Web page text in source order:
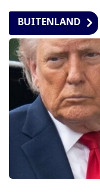
BUITENLAND